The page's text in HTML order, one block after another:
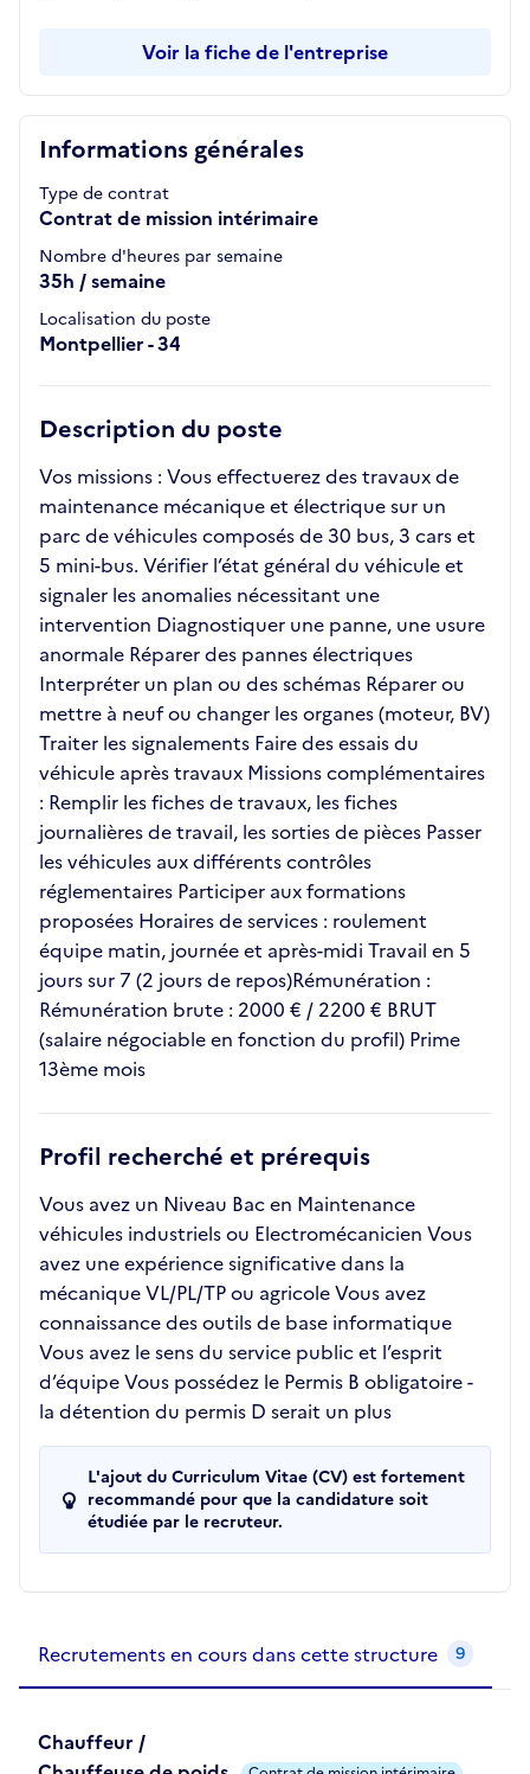
Informations générales
Type de contrat
Contrat de mission intérimaire
Nombre d'heures par semaine
35h / semaine
Localisation du poste
Montpellier - 34
Description du poste
Vos missions : Vous effectuerez des travaux de
maintenance mécanique et électrique sur un
parc de véhicules composés de 30 bus, 3 cars et
5 mini-bus. Vérifier l’état général du véhicule et
signaler les anomalies nécessitant une
intervention Diagnostiquer une panne, une usure
anormale Réparer des pannes électriques
Interpréter un plan ou des schémas Réparer ou
mettre à neuf ou changer les organes (moteur, BV)
Traiter les signalements Faire des essais du
véhicule après travaux Missions complémentaires
: Remplir les fiches de travaux, les fiches
journalières de travail, les sorties de pièces Passer
les véhicules aux différents contrôles
réglementaires Participer aux formations
proposées Horaires de services : roulement
équipe matin, journée et après-midi Travail en 5
jours sur 7 (2 jours de repos)Rémunération :
Rémunération brute : 2000 € / 2200 € BRUT
(salaire négociable en fonction du profil) Prime
13ème mois
Profil recherché et prérequis
Vous avez un Niveau Bac en Maintenance
véhicules industriels ou Electromécanicien Vous
avez une expérience significative dans la
mécanique VL/PL/TP ou agricole Vous avez
connaissance des outils de base informatique
Vous avez le sens du service public et l’esprit
d’équipe Vous possédez le Permis B obligatoire -
la détention du permis D serait un plus
L'ajout du Curriculum Vitae (CV) est fortement
recommandé pour que la candidature soit
étudiée par le recruteur.
Voir la fiche de l'entreprise
Recrutements en cours dans cette structure 9
Chauffeur /